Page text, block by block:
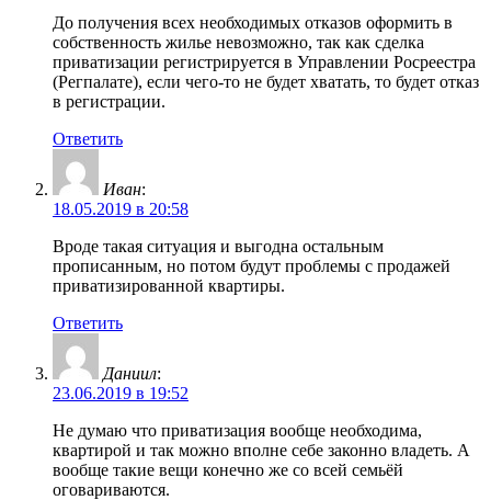
До получения всех необходимых отказов оформить в
собственность жилье невозможно, так как сделка
приватизации регистрируется в Управлении Росреестра
(Регпалате), если чего-то не будет хватать, то будет отказ
в регистрации.
Ответить
Иван:
18.05.2019 в 20:58
Вроде такая ситуация и выгодна остальным
прописанным, но потом будут проблемы с продажей
приватизированной квартиры.
Ответить
Даниил:
23.06.2019 в 19:52
Не думаю что приватизация вообще необходима,
квартирой и так можно вполне себе законно владеть. А
вообще такие вещи конечно же со всей семьёй
оговариваются.